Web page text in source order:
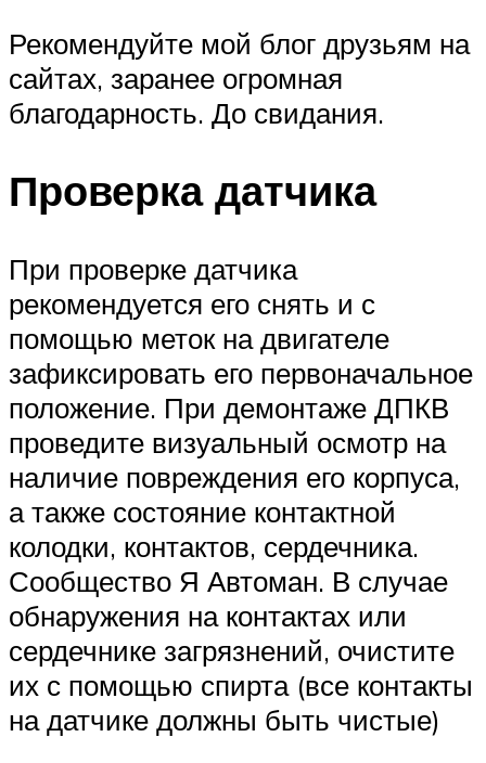
Рекомендуйте мой блог друзьям на
сайтах, заранее огромная
благодарность. До свидания.
Проверка датчика
При проверке датчика
рекомендуется его снять и с
помощью меток на двигателе
зафиксировать его первоначальное
положение. При демонтаже ДПКВ
проведите визуальный осмотр на
наличие повреждения его корпуса,
а также состояние контактной
колодки, контактов, сердечника.
Сообщество Я Автоман. В случае
обнаружения на контактах или
сердечнике загрязнений, очистите
их с помощью спирта (все контакты
на датчике должны быть чистые)